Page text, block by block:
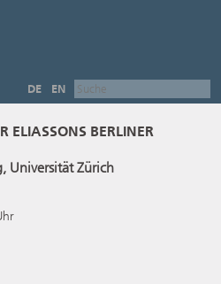
DE EN
ELIASSONS BERLINER
Universität Zürich